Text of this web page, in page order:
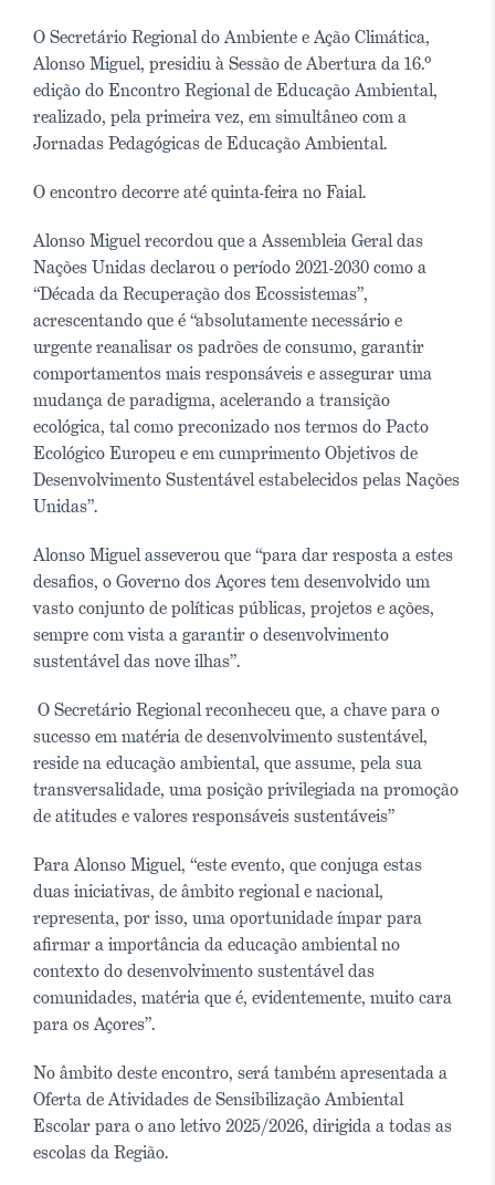
O Secretário Regional do Ambiente e Ação Climática,
Alonso Miguel, presidiu à Sessão de Abertura da 16.º
edição do Encontro Regional de Educação Ambiental,
realizado, pela primeira vez, em simultâneo com a
Jornadas Pedagógicas de Educação Ambiental.
O encontro decorre até quinta-feira no Faial.
Alonso Miguel recordou que a Assembleia Geral das
Nações Unidas declarou o período 2021-2030 como a
“Década da Recuperação dos Ecossistemas”,
acrescentando que é “absolutamente necessário e
urgente reanalisar os padrões de consumo, garantir
comportamentos mais responsáveis e assegurar uma
mudança de paradigma, acelerando a transição
ecológica, tal como preconizado nos termos do Pacto
Ecológico Europeu e em cumprimento Objetivos de
Desenvolvimento Sustentável estabelecidos pelas Nações
Unidas”.
Alonso Miguel asseverou que “para dar resposta a estes
desafios, o Governo dos Açores tem desenvolvido um
vasto conjunto de políticas públicas, projetos e ações,
sempre com vista a garantir o desenvolvimento
sustentável das nove ilhas”.
O Secretário Regional reconheceu que, a chave para o
sucesso em matéria de desenvolvimento sustentável,
reside na educação ambiental, que assume, pela sua
transversalidade, uma posição privilegiada na promoção
de atitudes e valores responsáveis sustentáveis”
Para Alonso Miguel, “este evento, que conjuga estas
duas iniciativas, de âmbito regional e nacional,
representa, por isso, uma oportunidade ímpar para
afirmar a importância da educação ambiental no
contexto do desenvolvimento sustentável das
comunidades, matéria que é, evidentemente, muito cara
para os Açores”.
No âmbito deste encontro, será também apresentada a
Oferta de Atividades de Sensibilização Ambiental
Escolar para o ano letivo 2025/2026, dirigida a todas as
escolas da Região.